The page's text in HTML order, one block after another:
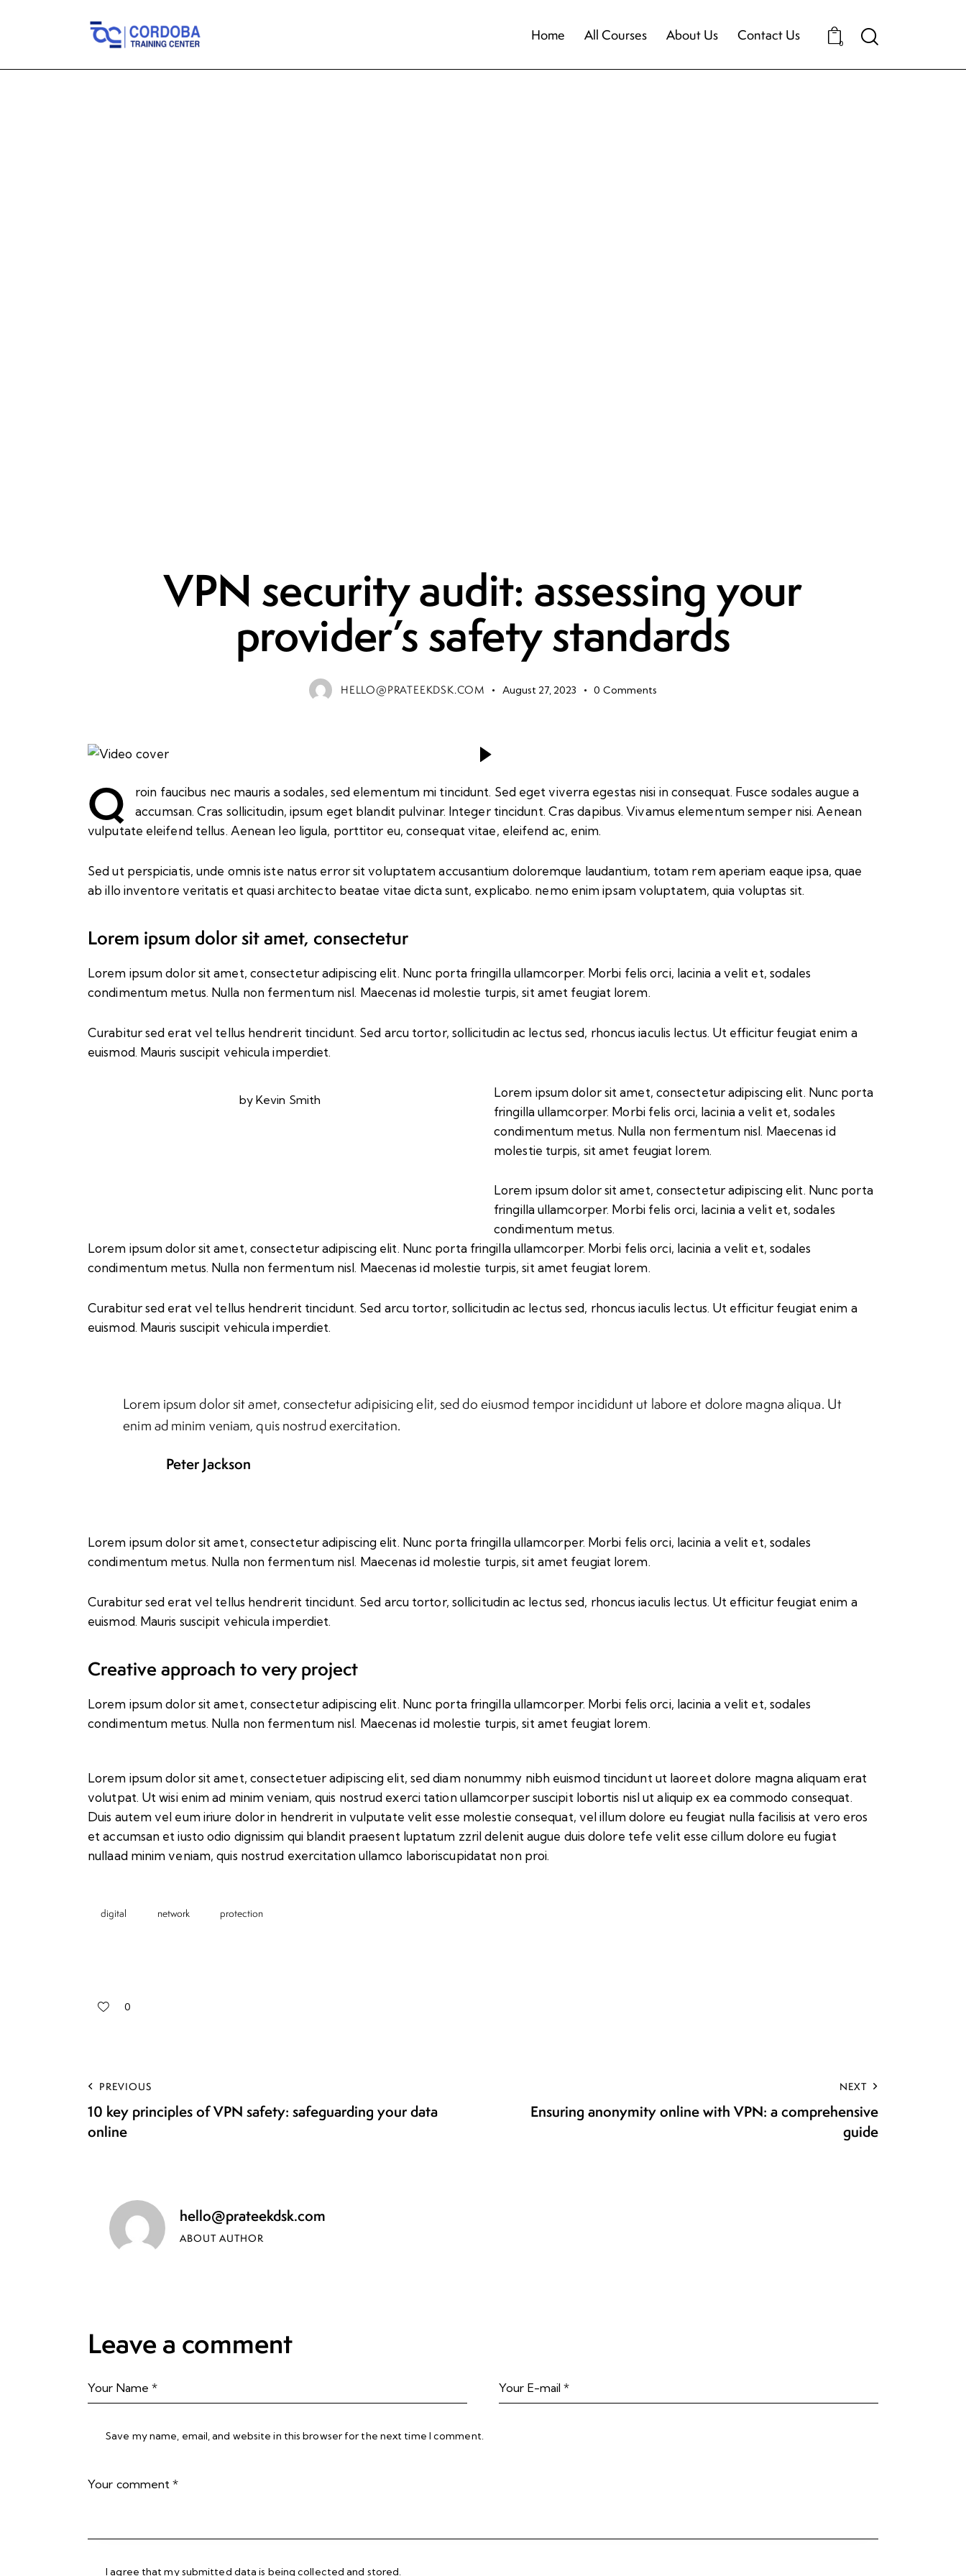
Home All Courses About Us Contact Us
0
VPN security audit: assessing your
provider’s safety standards
HELLO@PRATEEKDSK.COM August 27, 2023 0 Comments
Q
roin faucibus nec mauris a sodales, sed elementum mi tincidunt. Sed eget viverra egestas nisi in consequat. Fusce sodales augue a
accumsan. Cras sollicitudin, ipsum eget blandit pulvinar. Integer tincidunt. Cras dapibus. Vivamus elementum semper nisi. Aenean
vulputate eleifend tellus. Aenean leo ligula, porttitor eu, consequat vitae, eleifend ac, enim.
Sed ut perspiciatis, unde omnis iste natus error sit voluptatem accusantium doloremque laudantium, totam rem aperiam eaque ipsa, quae
ab illo inventore veritatis et quasi architecto beatae vitae dicta sunt, explicabo. nemo enim ipsam voluptatem, quia voluptas sit.
Lorem ipsum dolor sit amet, consectetur
Lorem ipsum dolor sit amet, consectetur adipiscing elit. Nunc porta fringilla ullamcorper. Morbi felis orci, lacinia a velit et, sodales
condimentum metus. Nulla non fermentum nisl. Maecenas id molestie turpis, sit amet feugiat lorem.
Curabitur sed erat vel tellus hendrerit tincidunt. Sed arcu tortor, sollicitudin ac lectus sed, rhoncus iaculis lectus. Ut efficitur feugiat enim a
euismod. Mauris suscipit vehicula imperdiet.
byKevin Smith
Lorem ipsum dolor sit amet, consectetur adipiscing elit. Nunc porta
fringilla ullamcorper. Morbi felis orci, lacinia a velit et, sodales
condimentum metus. Nulla non fermentum nisl. Maecenas id
molestie turpis, sit amet feugiat lorem.
Lorem ipsum dolor sit amet, consectetur adipiscing elit. Nunc porta
fringilla ullamcorper. Morbi felis orci, lacinia a velit et, sodales
condimentum metus.
Lorem ipsum dolor sit amet, consectetur adipiscing elit. Nunc porta fringilla ullamcorper. Morbi felis orci, lacinia a velit et, sodales
condimentum metus. Nulla non fermentum nisl. Maecenas id molestie turpis, sit amet feugiat lorem.
Curabitur sed erat vel tellus hendrerit tincidunt. Sed arcu tortor, sollicitudin ac lectus sed, rhoncus iaculis lectus. Ut efficitur feugiat enim a
euismod. Mauris suscipit vehicula imperdiet.
Lorem ipsum dolor sit amet, consectetur adipisicing elit, sed do eiusmod tempor incididunt ut labore et dolore magna aliqua. Ut
enim ad minim veniam, quis nostrud exercitation.
Peter Jackson
Lorem ipsum dolor sit amet, consectetur adipiscing elit. Nunc porta fringilla ullamcorper. Morbi felis orci, lacinia a velit et, sodales
condimentum metus. Nulla non fermentum nisl. Maecenas id molestie turpis, sit amet feugiat lorem.
Curabitur sed erat vel tellus hendrerit tincidunt. Sed arcu tortor, sollicitudin ac lectus sed, rhoncus iaculis lectus. Ut efficitur feugiat enim a
euismod. Mauris suscipit vehicula imperdiet.
Creative approach to very project
Lorem ipsum dolor sit amet, consectetur adipiscing elit. Nunc porta fringilla ullamcorper. Morbi felis orci, lacinia a velit et, sodales
condimentum metus. Nulla non fermentum nisl. Maecenas id molestie turpis, sit amet feugiat lorem.
Lorem ipsum dolor sit amet, consectetuer adipiscing elit, sed diam nonummy nibh euismod tincidunt ut laoreet dolore magna aliquam erat
volutpat. Ut wisi enim ad minim veniam, quis nostrud exerci tation ullamcorper suscipit lobortis nisl ut aliquip ex ea commodo consequat.
Duis autem vel eum iriure dolor in hendrerit in vulputate velit esse molestie consequat, vel illum dolore eu feugiat nulla facilisis at vero eros
et accumsan et iusto odio dignissim qui blandit praesent luptatum zzril delenit augue duis dolore tefe velit esse cillum dolore eu fugiat
nullaad minim veniam, quis nostrud exercitation ullamco laboriscupidatat non proi.
digital network protection
0
PREVIOUS
10 key principles of VPN safety: safeguarding your data
online
NEXT
Ensuring anonymity online with VPN: a comprehensive
guide
hello@prateekdsk.com
ABOUT AUTHOR
Leave a comment
Save my name, email, and website in this browser for the next time I comment.
I agree that my submitted data is beingcollected and stored.